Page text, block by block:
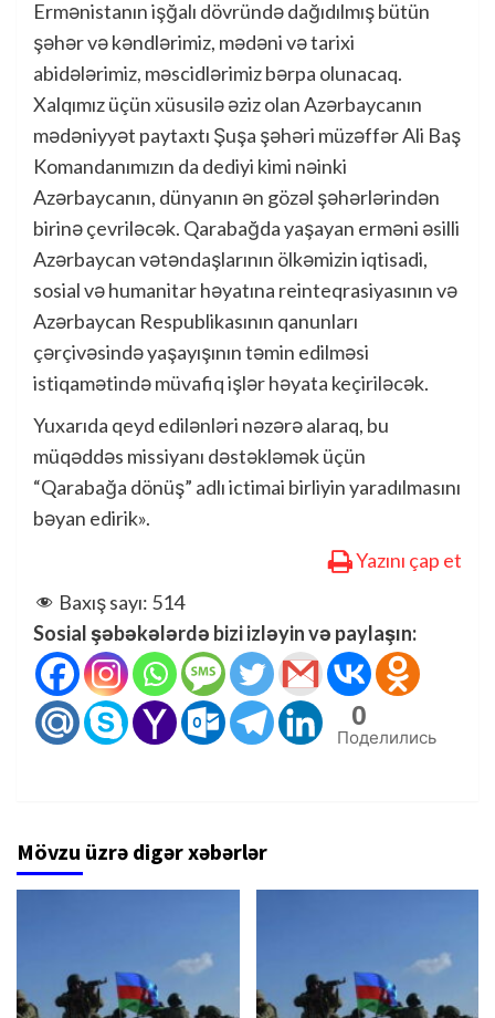
Ermənistanın işğalı dövründə dağıdılmış bütün
şəhər və kəndlərimiz, mədəni və tarixi
abidələrimiz, məscidlərimiz bərpa olunacaq.
Xalqımız üçün xüsusilə əziz olan Azərbaycanın
mədəniyyət paytaxtı Şuşa şəhəri müzəffər Ali Baş
Komandanımızın da dediyi kimi nəinki
Azərbaycanın, dünyanın ən gözəl şəhərlərindən
birinə çevriləcək. Qarabağda yaşayan erməni əsilli
Azərbaycan vətəndaşlarının ölkəmizin iqtisadi,
sosial və humanitar həyatına reinteqrasiyasının və
Azərbaycan Respublikasının qanunları
çərçivəsində yaşayışının təmin edilməsi
istiqamətində müvafiq işlər həyata keçiriləcək.
Yuxarıda qeyd edilənləri nəzərə alaraq, bu
müqəddəs missiyanı dəstəkləmək üçün
“Qarabağa dönüş” adlı ictimai birliyin yaradılmasını
bəyan edirik».
Yazını çap et
Baxış sayı: 514
Sosial şəbəkələrdə bizi izləyin və paylaşın:
0
Поделились
Mövzu üzrə digər xəbərlər